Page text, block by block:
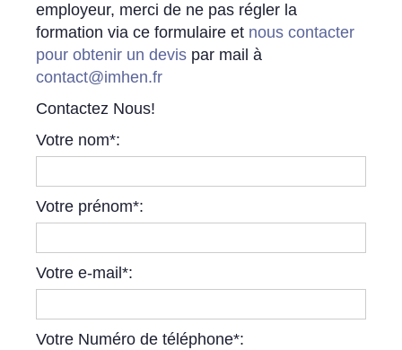
employeur, merci de ne pas régler la
formation via ce formulaire et nous contacter
pour obtenir un devis par mail à
contact@imhen.fr
Contactez Nous!
Votre nom*:
Votre prénom*:
Votre e-mail*:
Votre Numéro de téléphone*: